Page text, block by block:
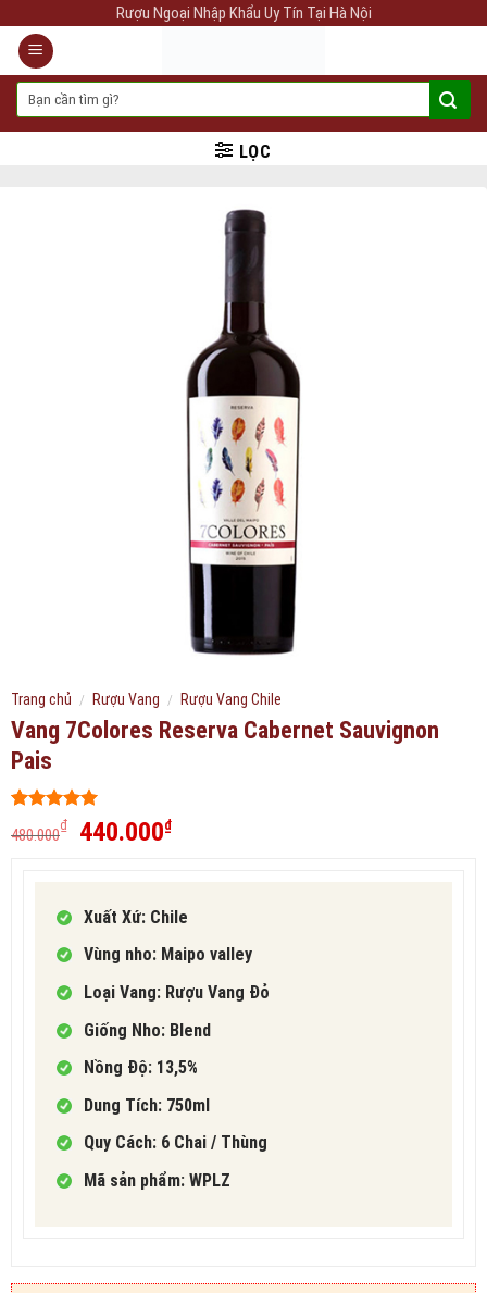
content
Rượu Ngoại Nhập Khẩu Uy Tín Tại Hà Nội
kiếm:
LỌC
Trang chủ / Rượu Vang / Rượu Vang Chile
Vang 7Colores Reserva Cabernet Sauvignon
Pais
trên 5
dựa trên
480.000₫
Giá
480.000₫.
440.000₫Giá
là:
Xuất Xứ: Chile
Vùng nho: Maipo valley
Loại Vang: Rượu Vang Đỏ
Giống Nho: Blend
Nồng Độ: 13,5%
Dung Tích: 750ml
Quy Cách: 6 Chai / Thùng
Mã sản phẩm: WPLZ